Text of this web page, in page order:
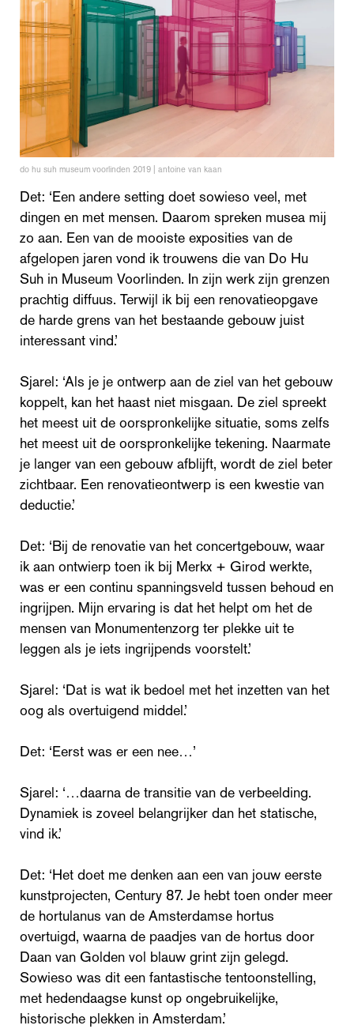
do hu suh museum voorlinden 2019 | antoine van kaan
Det: ‘Een andere setting doet sowieso veel, met
dingen en met mensen. Daarom spreken musea mij
zo aan. Een van de mooiste exposities van de
afgelopen jaren vond ik trouwens die van Do Hu
Suh in Museum Voorlinden. In zijn werk zijn grenzen
prachtig diffuus. Terwijl ik bij een renovatieopgave
de harde grens van het bestaande gebouw juist
interessant vind.’
Sjarel: ‘Als je je ontwerp aan de ziel van het gebouw
koppelt, kan het haast niet misgaan. De ziel spreekt
het meest uit de oorspronkelijke situatie, soms zelfs
het meest uit de oorspronkelijke tekening. Naarmate
je langer van een gebouw afblijft, wordt de ziel beter
zichtbaar. Een renovatieontwerp is een kwestie van
deductie.’
Det: ‘Bij de renovatie van het concertgebouw, waar
ik aan ontwierp toen ik bij Merkx + Girod werkte,
was er een continu spanningsveld tussen behoud en
ingrijpen. Mijn ervaring is dat het helpt om het de
mensen van Monumentenzorg ter plekke uit te
leggen als je iets ingrijpends voorstelt.’
Sjarel: ‘Dat is wat ik bedoel met het inzetten van het
oog als overtuigend middel.’
Det: ‘Eerst was er een nee…’
Sjarel: ‘…daarna de transitie van de verbeelding.
Dynamiek is zoveel belangrijker dan het statische,
vind ik.’
Det: ‘Het doet me denken aan een van jouw eerste
kunstprojecten, Century 87. Je hebt toen onder meer
de hortulanus van de Amsterdamse hortus
overtuigd, waarna de paadjes van de hortus door
Daan van Golden vol blauw grint zijn gelegd.
Sowieso was dit een fantastische tentoonstelling,
met hedendaagse kunst op ongebruikelijke,
historische plekken in Amsterdam.’